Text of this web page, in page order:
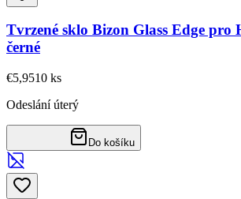
Tvrzené sklo Bizon Glass Edge pro
černé
€5,9510 ks
Odeslání úterý
Do košíku